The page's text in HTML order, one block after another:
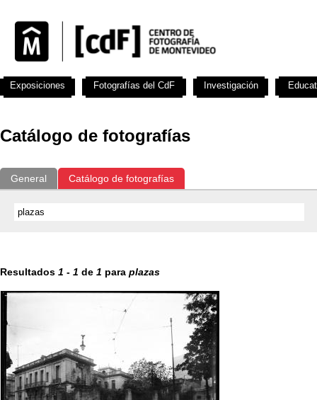
Catálogo de fotografías
General Catálogo de fotografías
Resultados 1 - 1 de 1 para plazas
Exposiciones Fotografías del CdF Investigación